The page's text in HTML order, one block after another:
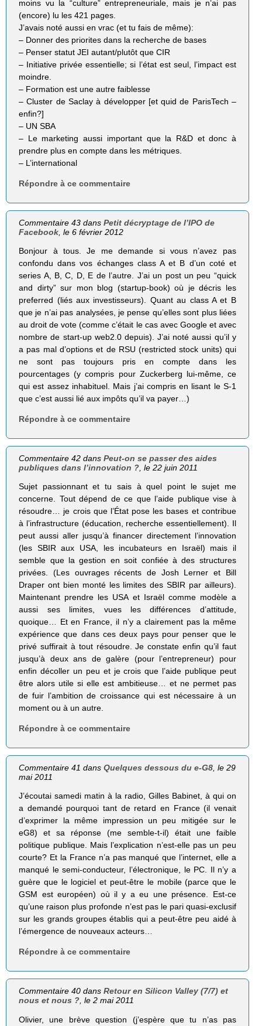
moins vu la “culture” entrepreneuriale, mais je n’ai pas
(encore) lu les 421 pages.
J’avais noté aussi en vrac (et tu fais de même):
– Donner des priorites dans la recherche de bases
– Penser statut JEI autant/plutôt que CIR
– Initiative privée essentielle; si l’état est seul, l’impact est
moindre.
– Formation est une autre faiblesse
– Cluster de Saclay à développer [et quid de ParisTech –
enfin?]
– UN SBA
– Le marketing aussi important que la R&D et donc à
prendre plus en compte dans les métriques.
– L’international
Répondre à ce commentaire
Commentaire 43 dansPetit décryptage de l’IPO de
Facebook , le 6 février 2012
Bonjour à tous. Je me demande si vous n’avez pas
confondu dans vos échanges class A et B d’un coté et
series A, B, C, D, E de l’autre. J’ai un post un peu “quick
and dirty” sur mon blog (startup-book) où je décris les
preferred (liés aux investisseurs). Quant au class A et B
que je n’ai pas analysées, je pense qu’elles sont plus liées
au droit de vote (comme c’était le cas avec Google et avec
nombre de start-up web2.0 depuis). J’ai noté aussi qu’il y
a pas mal d’options et de RSU (restricted stock units) qui
ne sont pas toujours pris en compte dans les
pourcentages (y compris pour Zuckerberg lui-même, ce
qui est assez inhabituel. Mais j’ai compris en lisant le S-1
que c’est aussi lié aux impôts qu’il va payer…)
Répondre à ce commentaire
Commentaire 42 dansPeut-on se passer des aides
publiques dans l’innovation ? , le 22 juin 2011
Sujet passionnant et tu sais à quel point le sujet me
concerne. Tout dépend de ce que l’aide publique vise à
résoudre… je crois que l’État pose les bases et contribue
à l’infrastructure (éducation, recherche essentiellement). Il
peut aussi aller jusqu’à financer directement l’innovation
(les SBIR aux USA, les incubateurs en Israël) mais il
semble que la gestion en soit confiée à des structures
privées. (Les ouvrages récents de Josh Lerner et Bill
Draper ont bien monté les limites des SBIR par ailleurs).
Maintenant prendre les USA et Israël comme modèle a
aussi ses limites, vues les différences d’attitude,
quoique… Et en France, il n’y a clairement pas la même
expérience que dans ces deux pays pour penser que le
privé suffirait à tout résoudre. Je constate enfin qu’il faut
jusqu’à deux ans de galère (pour l’entrepreneur) pour
enfin décoller un peu et je crois que l’aide publique peut
être alors utile si elle est ambitieuse… et ne permet pas
de fuir l’ambition de croissance qui est nécessaire à un
moment ou à un autre.
Répondre à ce commentaire
Commentaire 41 dansQuelques dessous du e-G8, le 29
mai 2011
J’écoutai samedi matin à la radio, Gilles Babinet, à qui on
a demandé pourquoi tant de retard en France (il venait
d’exprimer la même impression un peu mitigée sur le
eG8) et sa réponse (me semble-t-il) était une faible
politique publique. Mais l’explication n’est-elle pas un peu
courte? Et la France n’a pas manqué que l’internet, elle a
manqué le semi-conducteur, l’électronique, le PC. Il n’y a
guère que le logiciel et peut-être le mobile (parce que le
GSM est européen) où il y a eu une présence. Est-ce
qu’une raison plus profonde n’est pas le pari quasi-exclusif
sur les grands groupes établis qui a peut-être peu aidé à
l’émergence de nouveaux acteurs…
Répondre à ce commentaire
Commentaire 40 dansRetour en Silicon Valley (7/7) et
nous et nous ?, le 2 mai 2011
Olivier, une brève question (j’espère que tu n’as pas